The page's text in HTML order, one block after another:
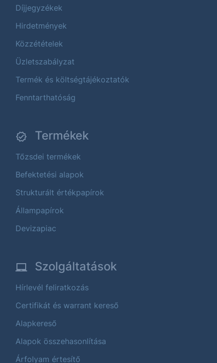
Díjjegyzékek
Hirdetmények
Közzétételek
Üzletszabályzat
Termék és költségtájékoztatók
Fenntarthatóság
Termékek
Tőzsdei termékek
Befektetési alapok
Strukturált értékpapírok
Állampapírok
Devizapiac
Szolgáltatások
Hírlevél feliratkozás
Certifikát és warrant kereső
Alapkereső
Alapok összehasonlítása
Árfolyam értesítő